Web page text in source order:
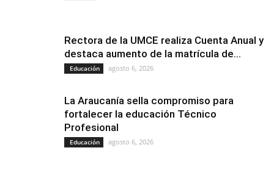
Rectora de la UMCE realiza Cuenta Anual y
destaca aumento de la matrícula de...
Educación agosto 6, 2026
La Araucanía sella compromiso para
fortalecer la educación Técnico
Profesional
Educación agosto 6, 2026